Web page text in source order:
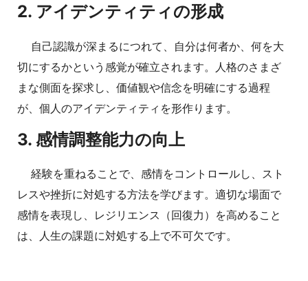
2. アイデンティティの形成
自己認識が深まるにつれて、自分は何者か、何を大
切にするかという感覚が確立されます。人格のさまざ
まな側面を探求し、価値観や信念を明確にする過程
が、個人のアイデンティティを形作ります。
3. 感情調整能力の向上
経験を重ねることで、感情をコントロールし、スト
レスや挫折に対処する方法を学びます。適切な場面で
感情を表現し、レジリエンス（回復力）を高めること
は、人生の課題に対処する上で不可欠です。